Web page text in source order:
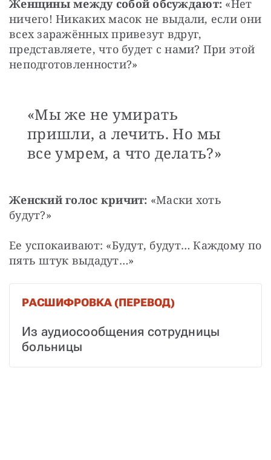
Женщины между собой обсуждают: «Нет
ничего! Никаких масок не выдали, если они
всех заражённых привезут вдруг,
представляете, что будет с нами? При этой
неподготовленности?»
«Мы же не умирать
пришли, а лечить. Но мы
все умрем, а что делать?»
Женский голос кричит: «Маски хоть
будут?»
Ее успокаивают: «Будут, будут… Каждому по
пять штук выдадут…»
РАСШИФРОВКА (ПЕРЕВОД)
Из аудиосообщения сотрудницы
больницы